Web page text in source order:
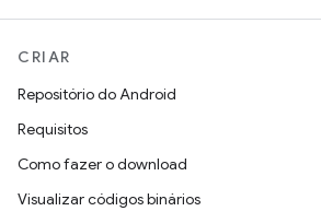
CRIAR
Repositório do Android
Requisitos
Como fazer o download
Visualizar códigos binários